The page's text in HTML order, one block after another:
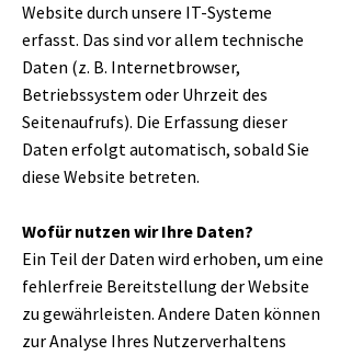
Website durch unsere IT-Systeme
erfasst. Das sind vor allem technische
Daten (z. B. Internetbrowser,
Betriebssystem oder Uhrzeit des
Seitenaufrufs). Die Erfassung dieser
Daten erfolgt automatisch, sobald Sie
diese Website betreten.
Wofür nutzen wir Ihre Daten?
Ein Teil der Daten wird erhoben, um eine
fehlerfreie Bereitstellung der Website
zu gewährleisten. Andere Daten können
zur Analyse Ihres Nutzerverhaltens